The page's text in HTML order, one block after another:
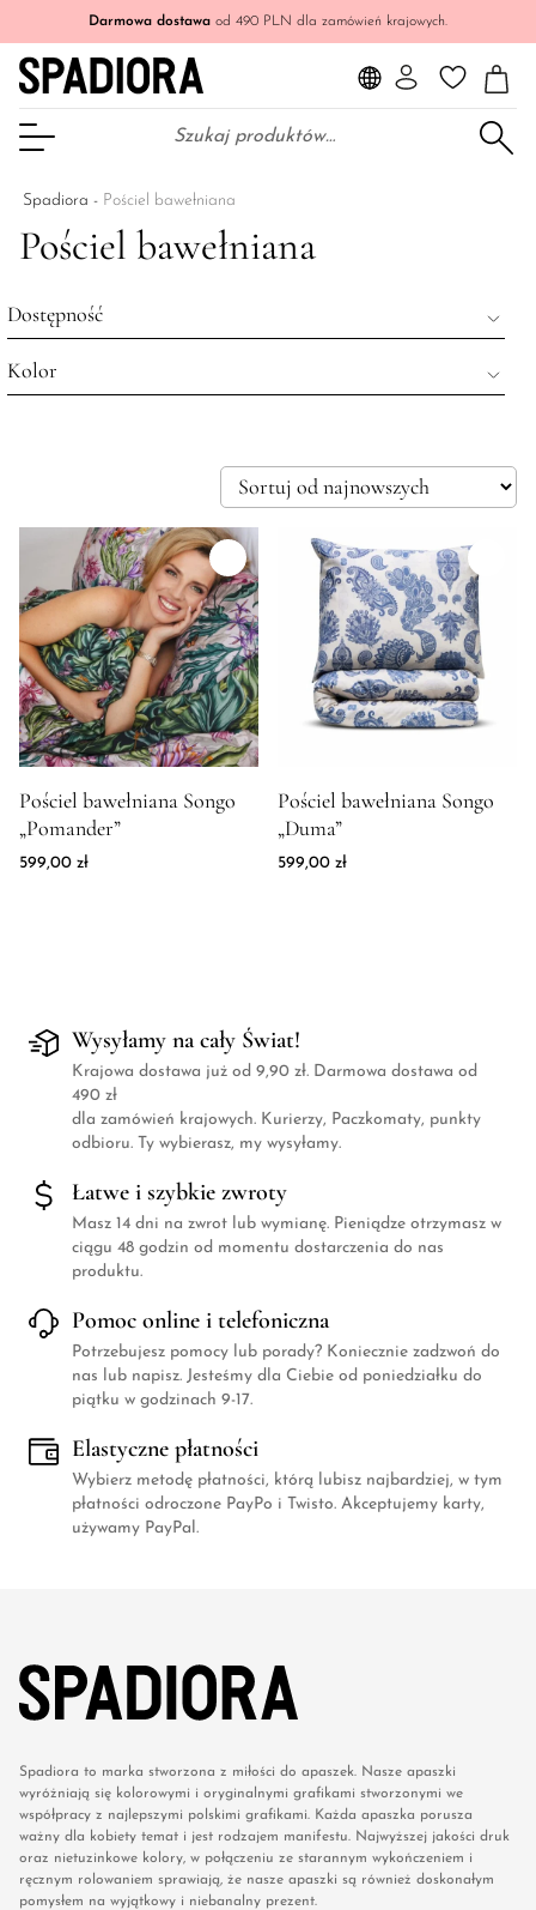
Darmowa dostawa od 490 PLN dla zamówień krajowych.
Szukaj:
Spadiora - Pościel bawełniana
Pościel bawełniana
Dostępność
Wyprzedane
Na stanie
Kolor
błękitny
Bordowy
brązowy
czarny
Ecru
fioletowy
fuksja
Khaki
kobaltowy
Koralowy
Seledynowy
szary
turkus
Wrzosowy
Złoty
Pościel bawełniana Songo
„Pomander”
599,00 zł
Pościel bawełniana Songo
„Duma”
599,00zł
Wysyłamy na cały Świat!
Krajowa dostawa już od 9,90 zł. Darmowa dostawa od
490 zł
dla zamówień krajowych. Kurierzy, Paczkomaty, punkty
odbioru. Ty wybierasz, my wysyłamy.
Łatwe i szybkie zwroty
Masz 14 dni na zwrot lub wymianę. Pieniądze otrzymasz w
ciągu 48 godzin od momentu dostarczenia do nas
produktu.
Pomoc online i telefoniczna
Potrzebujesz pomocy lub porady? Koniecznie zadzwoń do
nas lub napisz. Jesteśmy dla Ciebie od poniedziałku do
piątku w godzinach 9-17.
Elastyczne płatności
Wybierz metodę płatności, którą lubisz najbardziej, w tym
płatności odroczone PayPo i Twisto. Akceptujemy karty,
używamy PayPal.
Spadiora to marka stworzona z miłości do apaszek. Nasze apaszki
wyróżniają się kolorowymi i oryginalnymi grafikami stworzonymi we
współpracy z najlepszymi polskimi grafikami. Każda apaszka porusza
ważny dla kobiety temat i jest rodzajem manifestu. Najwyższej jakości druk
oraz nietuzinkowe kolory, w połączeniu ze starannym wykończeniem i
ręcznym rolowaniem sprawiają, że nasze apaszki są również doskonałym
pomysłem na wyjątkowy i niebanalny prezent.